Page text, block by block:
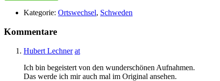
Kategorie: Ortswechsel, Schweden
Kommentare
Hubert Lechner at
Ich bin begeistert von den wunderschönen Aufnahmen.
Das werde ich mir auch mal im Original ansehen.